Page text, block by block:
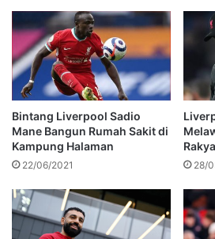
Bintang Liverpool Sadio
Mane Bangun Rumah Sakit di
Kampung Halaman
22/06/2021 28/